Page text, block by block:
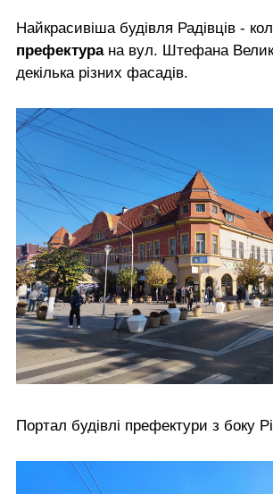
Найкрасивіша будівля Радівців -
префектура на вул. Штефана
декілька різних фасадів.
Портал будівлі префектури з боку